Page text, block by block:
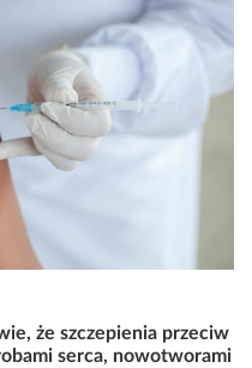
że szczepienia przeciw
serca, nowotworami